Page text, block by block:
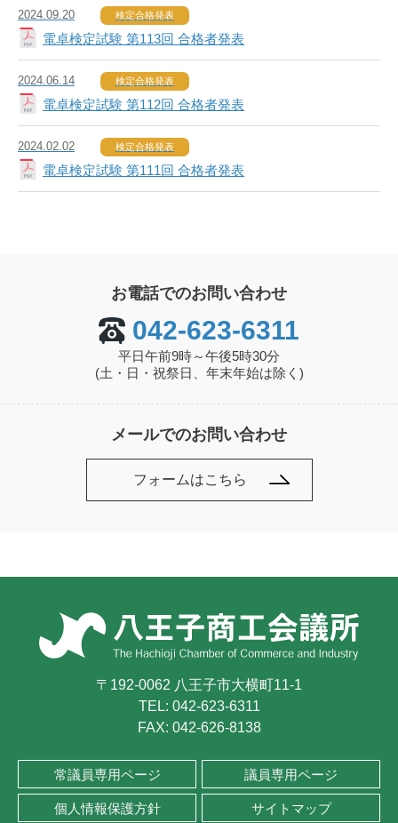
2024.09.20 検定合格発表
電卓検定試験 第113回 合格者発表
2024.06.14 検定合格発表
電卓検定試験 第112回 合格者発表
2024.02.02 検定合格発表
電卓検定試験 第111回 合格者発表
お電話でのお問い合わせ
042-623-6311
平日午前9時～午後5時30分
(土・日・祝祭日、年末年始は除く)
メールでのお問い合わせ
フォームはこちら
〒192-0062 八王子市大横町11-1
TEL: 042-623-6311
FAX: 042-626-8138
常議員専用ページ 議員専用ページ
個人情報保護方針 サイトマップ